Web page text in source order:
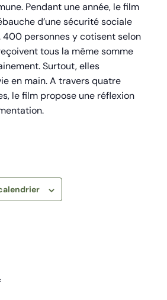
Pendant une année, le film
d’une sécurité sociale
400 personnes y cotisent selon
tous la même somme
Surtout, elles
en main. A travers quatre
le film propose une réflexion